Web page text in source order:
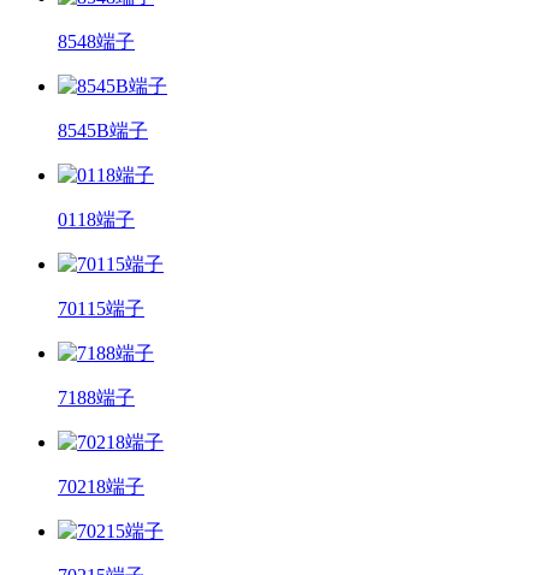
8548端子
8545B端子
0118端子
70115端子
7188端子
70218端子